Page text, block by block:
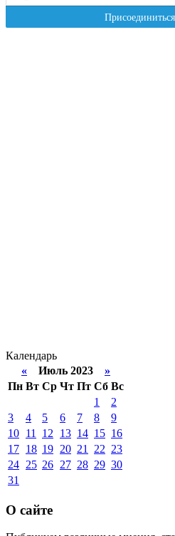
Календарь
« Июль 2023 »
Пн Вт Ср Чт Пт Сб Вс
1
2
3
4 5 6 7 8
9
10 11 12 13 14 15 16
17 18 19 20 21 22 23
24 25 26 27 28 29 30
31
О сайте